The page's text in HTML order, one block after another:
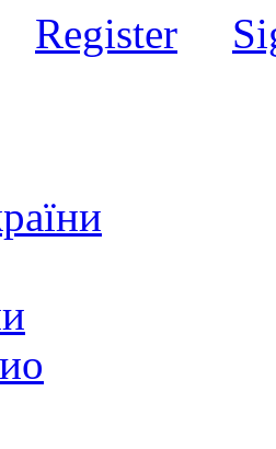
Register